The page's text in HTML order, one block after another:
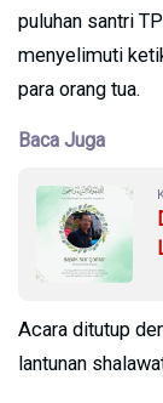
puluhan santri
menyelimuti
para orang tua.
Baca Juga
Acara ditutup
lantunan